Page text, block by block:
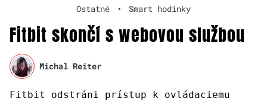
Ostatné
• Smart hodinky
Fitbit skončí s webovou službou
Michal Reiter
Fitbit odstráni prístup k ovládaciemu